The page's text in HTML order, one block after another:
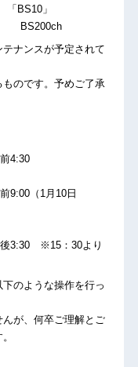
BS10」
ナンスが予定されて
のです。予めご了承
4:30
9:00（1月10日
後3:30 ※15：30より
のような操作を行っ
が、何卒ご理解とご